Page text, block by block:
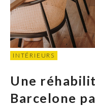
INTÉRIEURS
Une
Barcelone